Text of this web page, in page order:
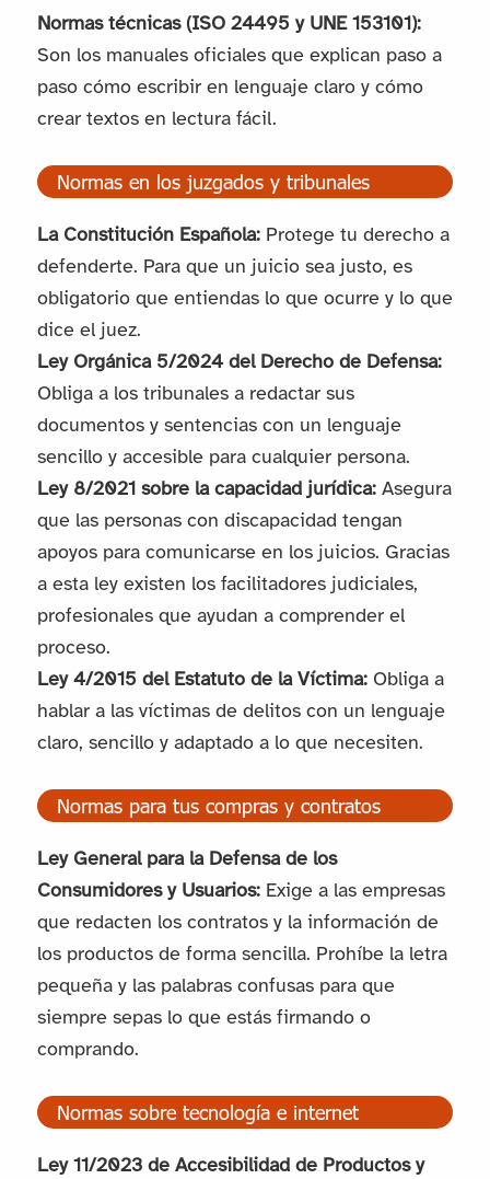
Normas técnicas (ISO 24495 y UNE 153101):
Son los manuales oficiales que explican paso a
paso cómo escribir en lenguaje claro y cómo
crear textos en lectura fácil.
Normas en los juzgados y tribunales
La Constitución Española:Protege tu derecho a
defenderte. Para que un juicio sea justo, es
obligatorio que entiendas lo que ocurre y lo que
dice el juez.
Ley Orgánica 5/2024 del Derecho de Defensa:
Obliga a los tribunales a redactar sus
documentos y sentencias con un lenguaje
sencillo y accesible para cualquier persona.
Ley 8/2021 sobre la capacidad jurídica:Asegura
que las personas con discapacidad tengan
apoyos para comunicarse en los juicios. Gracias
a esta ley existen los facilitadores judiciales,
profesionales que ayudan a comprender el
proceso.
Ley 4/2015 del Estatuto de la Víctima:Obliga a
hablar a las víctimas de delitos con un lenguaje
claro, sencillo y adaptado a lo que necesiten.
Normas para tus compras y contratos
Ley General para la Defensa de los
Consumidores y Usuarios:Exige a las empresas
que redacten los contratos y la información de
los productos de forma sencilla. Prohíbe la letra
pequeña y las palabras confusas para que
siempre sepas lo que estás firmando o
comprando.
Normas sobre tecnología e internet
Ley 11/2023 de Accesibilidad de Productos y